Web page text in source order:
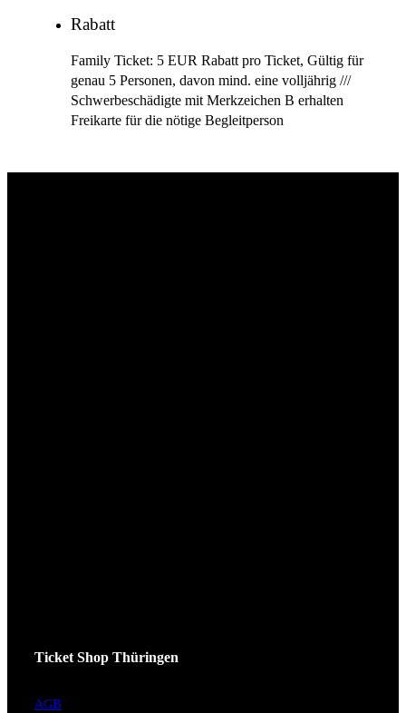
Rabatt
Family Ticket: 5 EUR Rabatt pro Ticket, Gültig für
genau 5 Personen, davon mind. eine volljährig ///
Schwerbeschädigte mit Merkzeichen B erhalten
Freikarte für die nötige Begleitperson
Ticket Shop Thüringen
AGB